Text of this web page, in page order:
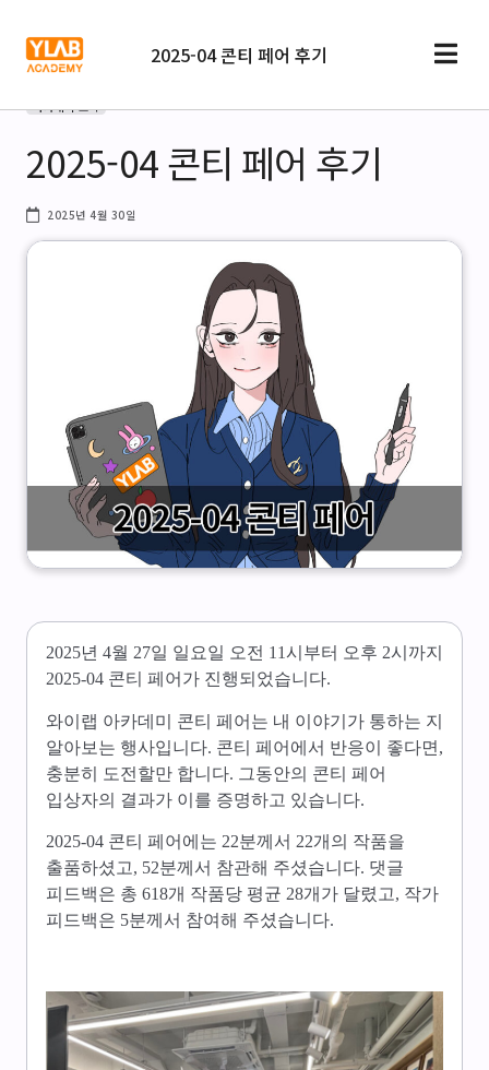
2025-04 콘티 페어 후기
아카데미 소식
2025-04 콘티 페어 후기
2025년 4월 30일
2025년 4월 27일 일요일 오전 11시부터 오후 2시까지
2025-04 콘티 페어가 진행되었습니다.
와이랩 아카데미 콘티 페어는 내 이야기가 통하는 지
알아보는 행사입니다. 콘티 페어에서 반응이 좋다면,
충분히 도전할만 합니다. 그동안의 콘티 페어
입상자의 결과가 이를 증명하고 있습니다.
2025-04 콘티 페어에는 22분께서 22개의 작품을
출품하셨고, 52분께서 참관해 주셨습니다. 댓글
피드백은 총 618개 작품당 평균 28개가 달렸고, 작가
피드백은 5분께서 참여해 주셨습니다.